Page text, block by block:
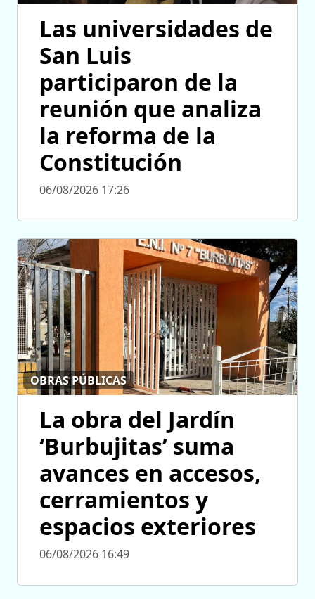
Las universidades de
San Luis
participaron de la
reunión que analiza
la reforma de la
Constitución
06/08/2026 17:26
OBRAS PÚBLICAS
La obra del Jardín
‘Burbujitas’ suma
avances en accesos,
cerramientos y
espacios exteriores
06/08/2026 16:49